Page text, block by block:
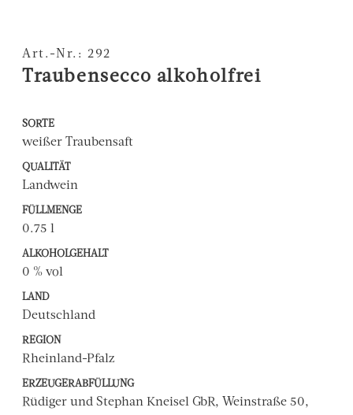
Art.-Nr.: 292
Traubensecco alkoholfrei
SORTE
weißer Traubensaft
QUALITÄT
Landwein
FÜLLMENGE
0.75 l
ALKOHOLGEHALT
0 % vol
LAND
Deutschland
REGION
Rheinland-Pfalz
ERZEUGERABFÜLLUNG
Rüdiger und Stephan Kneisel GbR, Weinstraße 50,